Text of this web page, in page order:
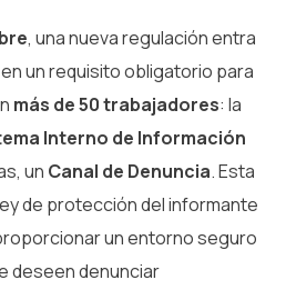
, una nueva regulación entra
un requisito obligatorio para
más de 50 trabajadores: la
Interno de Información
un Canal de Denuncia. Esta
de protección del informante
un entorno seguro
deseen denunciar